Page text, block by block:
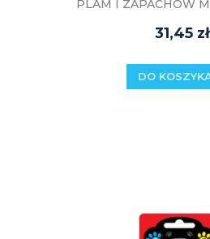
PLAM I ZAPACHÓW
31,45 zł
DO